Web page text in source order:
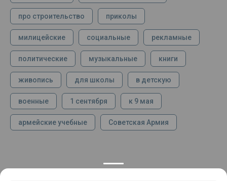
про строительство приколы
милицейские социальные рекламные
политические музыкальные книги
живопись для школы в детскую
военные 1 сентября к 9 мая
армейские учебные Советская Армия